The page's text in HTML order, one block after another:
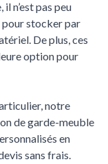
n’est pas peu
pour stocker par
De plus, ces
option pour
notre
de garde-meuble
en
sans frais.